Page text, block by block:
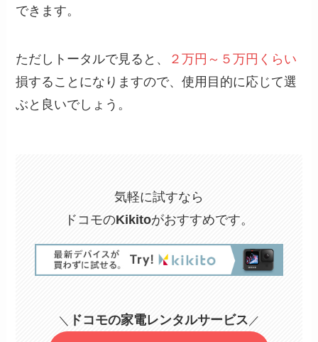
できます。
ただしトータルで見ると、
２万円～５万円くらい
損することになりますので、使用目的に応じて選
ぶと良いでしょう。
気軽に試すなら
ドコモのKikitoがおすすめです。
＼ ドコモの家電レンタルサービス ／